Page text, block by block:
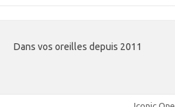
Dans vos oreilles depuis 2011